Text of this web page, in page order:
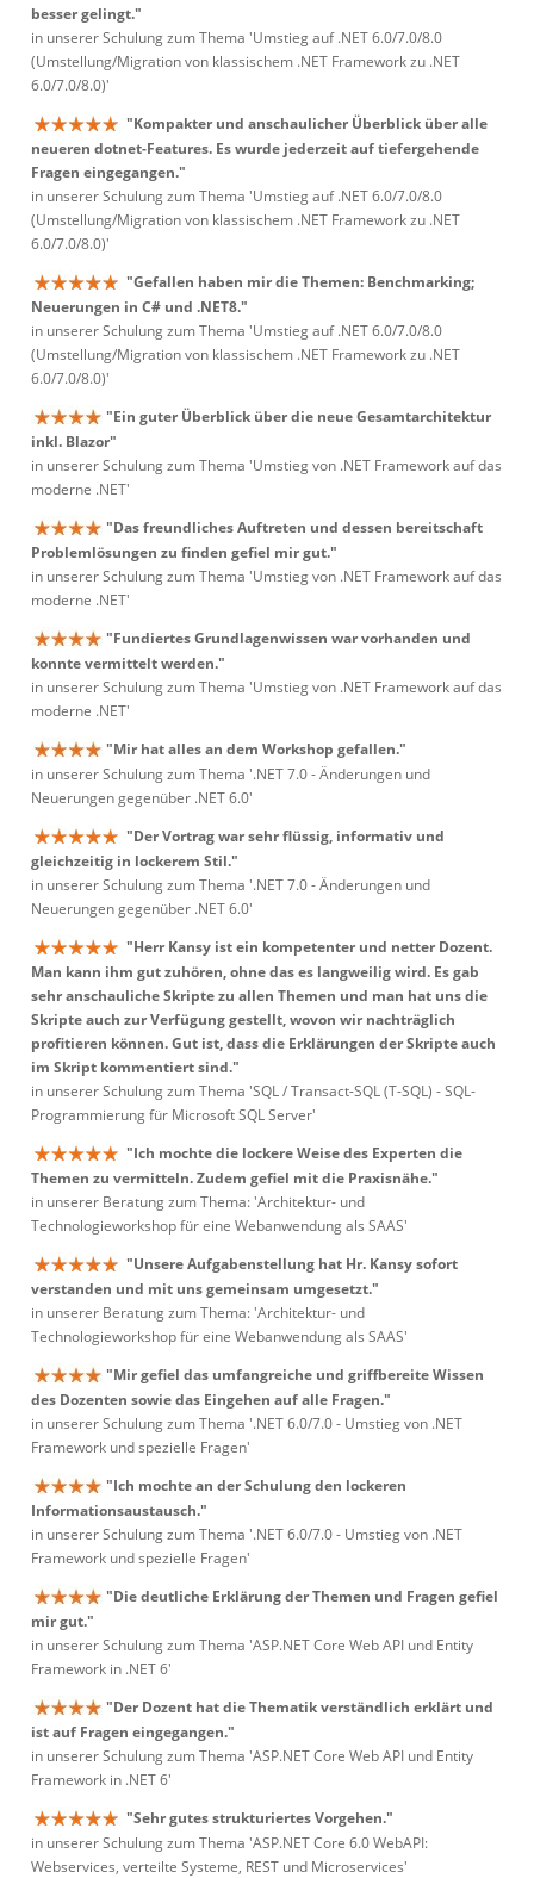
besser gelingt."
in unserer Schulung zum Thema 'Umstieg auf .NET 6.0/7.0/8.0
(Umstellung/Migration von klassischem .NET Framework zu .NET
6.0/7.0/8.0)'
"Kompakter und anschaulicher Überblick über alle
neueren dotnet-Features. Es wurde jederzeit auf tiefergehende
Fragen eingegangen."
in unserer Schulung zum Thema 'Umstieg auf .NET 6.0/7.0/8.0
(Umstellung/Migration von klassischem .NET Framework zu .NET
6.0/7.0/8.0)'
"Gefallen haben mir die Themen: Benchmarking;
Neuerungen in C# und .NET8."
in unserer Schulung zum Thema 'Umstieg auf .NET 6.0/7.0/8.0
(Umstellung/Migration von klassischem .NET Framework zu .NET
6.0/7.0/8.0)'
"Ein guter Überblick über die neue Gesamtarchitektur
inkl. Blazor"
in unserer Schulung zum Thema 'Umstieg von .NET Framework auf das
moderne .NET'
"Das freundliches Auftreten und dessen bereitschaft
Problemlösungen zu finden gefiel mir gut."
in unserer Schulung zum Thema 'Umstieg von .NET Framework auf das
moderne .NET'
"Fundiertes Grundlagenwissen war vorhanden und
konnte vermittelt werden."
in unserer Schulung zum Thema 'Umstieg von .NET Framework auf das
moderne .NET'
"Mir hat alles an dem Workshop gefallen."
in unserer Schulung zum Thema '.NET 7.0 - Änderungen und
Neuerungen gegenüber .NET 6.0'
"Der Vortrag war sehr flüssig, informativ und
gleichzeitig in lockerem Stil."
in unserer Schulung zum Thema '.NET 7.0 - Änderungen und
Neuerungen gegenüber .NET 6.0'
"Herr Kansy ist ein kompetenter und netter Dozent.
Man kann ihm gut zuhören, ohne das es langweilig wird. Es gab
sehr anschauliche Skripte zu allen Themen und man hat uns die
Skripte auch zur Verfügung gestellt, wovon wir nachträglich
profitieren können. Gut ist, dass die Erklärungen der Skripte auch
im Skript kommentiert sind."
in unserer Schulung zum Thema 'SQL / Transact-SQL (T-SQL) - SQL-
Programmierung für Microsoft SQL Server'
"Ich mochte die lockere Weise des Experten die
Themen zu vermitteln. Zudem gefiel mit die Praxisnähe."
in unserer Beratung zum Thema: 'Architektur- und
Technologieworkshop für eine Webanwendung als SAAS'
"Unsere Aufgabenstellung hat Hr. Kansy sofort
verstanden und mit uns gemeinsam umgesetzt."
in unserer Beratung zum Thema: 'Architektur- und
Technologieworkshop für eine Webanwendung als SAAS'
"Mir gefiel das umfangreiche und griffbereite Wissen
des Dozenten sowie das Eingehen auf alle Fragen."
in unserer Schulung zum Thema '.NET 6.0/7.0 - Umstieg von .NET
Framework und spezielle Fragen'
"Ich mochte an der Schulung den lockeren
Informationsaustausch."
in unserer Schulung zum Thema '.NET 6.0/7.0 - Umstieg von .NET
Framework und spezielle Fragen'
"Die deutliche Erklärung der Themen und Fragen gefiel
mir gut."
in unserer Schulung zum Thema 'ASP.NET Core Web API und Entity
Framework in .NET 6'
"Der Dozent hat die Thematik verständlich erklärt und
ist auf Fragen eingegangen."
in unserer Schulung zum Thema 'ASP.NET Core Web API und Entity
Framework in .NET 6'
"Sehr gutes strukturiertes Vorgehen."
in unserer Schulung zum Thema 'ASP.NET Core 6.0 WebAPI:
Webservices, verteilte Systeme, REST und Microservices'